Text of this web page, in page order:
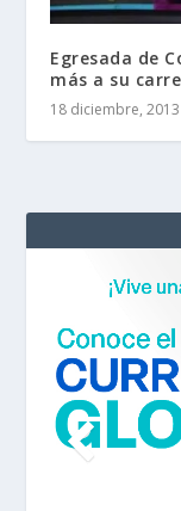
Egresada de
más a su
18 diciembre, 2013